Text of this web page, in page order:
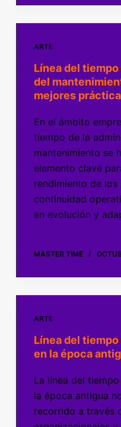
ARTE
Línea del
del
mejores
En el ámbito
tiempo de la
mantenimiento se
elemento clave
rendimiento de
continuidad
en evolución y
MASTER TIME
ARTE
Línea del
en la época
La línea del
la época antigua
recorrido a través